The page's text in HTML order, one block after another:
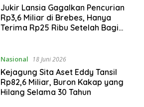
Jukir Lansia Gagalkan Pencurian
Rp3,6 Miliar di Brebes, Hanya
Terima Rp25 Ribu Setelah Bagi
Nasional 18 Juni 2026
Kejagung Sita Aset Eddy Tansil
Rp82,6 Miliar, Buron Kakap yang
Hilang Selama 30 Tahun